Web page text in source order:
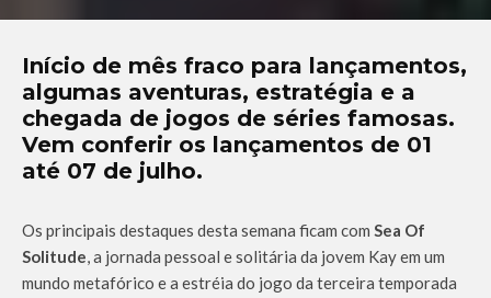
Início de mês fraco para lançamentos,
algumas aventuras, estratégia e a
chegada de jogos de séries famosas.
Vem conferir os lançamentos de 01
até 07 de julho.
Os principais destaques desta semana ficam com Sea Of
Solitude, a jornada pessoal e solitária da jovem Kay em um
mundo metafórico e a estréia do jogo da terceira temporada